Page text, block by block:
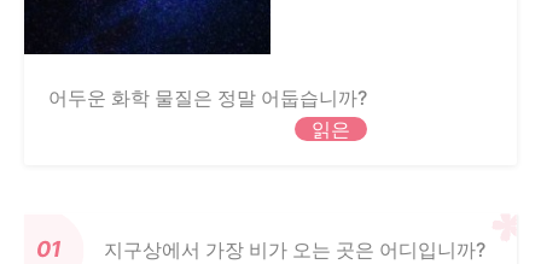
어두운 화학 물질은 정말 어둡습니까?
읽은
지구상에서 가장 비가 오는 곳은 어디입니까?